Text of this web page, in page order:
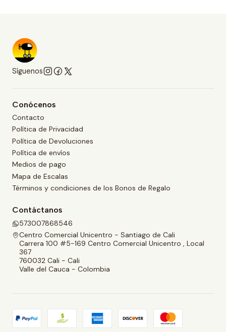
Síguenos
Conócenos
Contacto
Política de Privacidad
Política de Devoluciones
Política de envíos
Medios de pago
Mapa de Escalas
Términos y condiciones de los Bonos de Regalo
Contáctanos
573007868546
Centro Comercial Unicentro - Santiago de Cali
Carrera 100 #5-169 Centro Comercial Unicentro , Local
367
760032 Cali - Cali
Valle del Cauca - Colombia